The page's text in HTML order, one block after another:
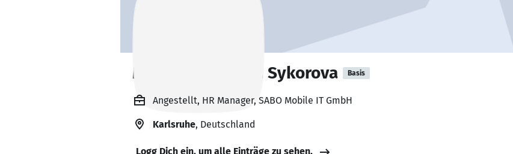
Marie Magdalena Sykorova Basis
Angestellt, HR Manager, SABO Mobile IT GmbH
Karlsruhe, Deutschland
Logg Dich ein, um alle Einträge zu sehen.